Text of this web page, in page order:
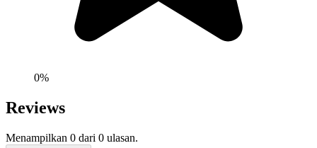
0%
Reviews
Menampilkan 0 dari 0 ulasan.